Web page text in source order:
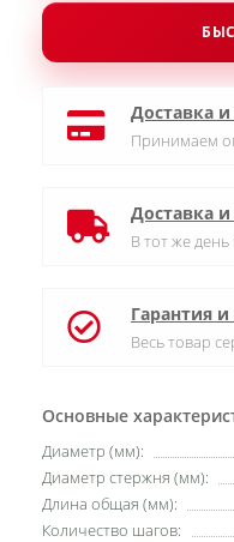
Основные
Диаметр (мм):
Диаметр стержня (мм):
Длина общая (мм):
Количество шагов:
Доставка
Принимаем
Доставка
В тот же день
Гарантия и
Весь товар